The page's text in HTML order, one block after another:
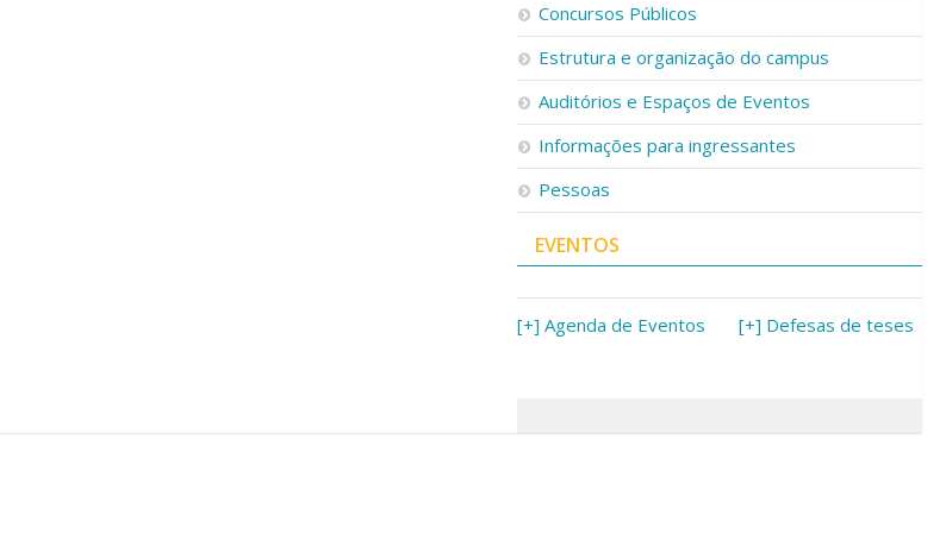
Concursos Públicos
Estrutura e organização do campus
Auditórios e Espaços de Eventos
Informações para ingressantes
Pessoas
EVENTOS
[+] Agenda de Eventos [+] Defesas de teses